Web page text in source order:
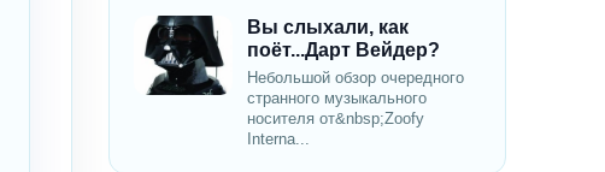
Вы слыхали, как
поёт...Дарт Вейдер?
Небольшой обзор очередного
странного музыкального
носителя от&nbsp;Zoofy
Interna...